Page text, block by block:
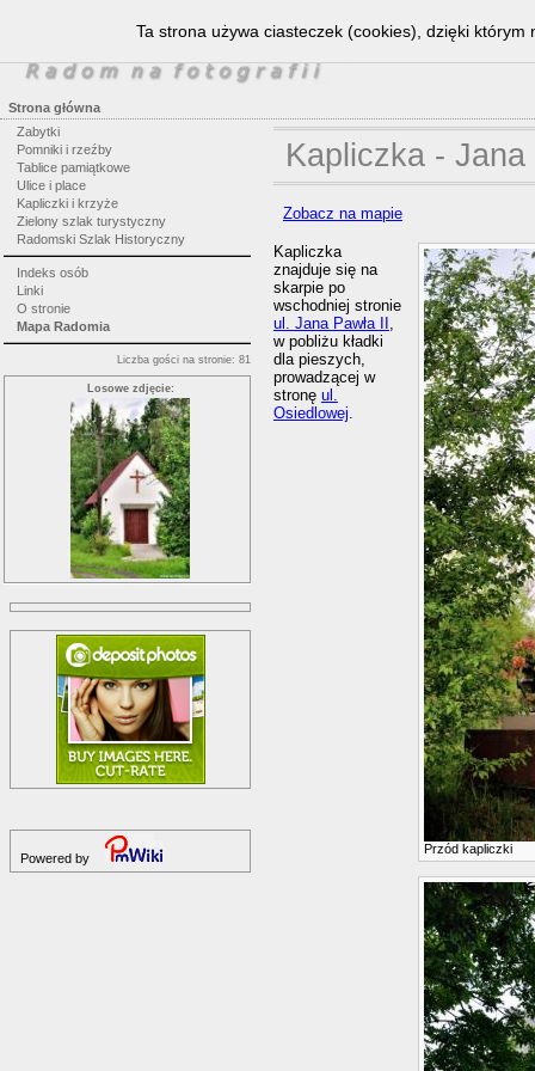
Strona główna
Zabytki
Pomniki i rzeźby
Tablice pamiątkowe
Ulice i place
Kapliczki i krzyże
Zielony szlak turystyczny
Radomski Szlak Historyczny
Indeks osób
Linki
O stronie
Mapa Radomia
Liczba gości na stronie: 81
Losowe zdjęcie:
Powered by
Kapliczka - Jana
Zobacz na mapie
Przód kapliczki
Kapliczka
znajduje się na
skarpie po
wschodniej stronie
ul. Jana Pawła II ,
w pobliżu kładki
dla pieszych,
prowadzącej w
stronę ul.
Osiedlowej.
Ta strona używa ciasteczek (cookies), dzięki którym